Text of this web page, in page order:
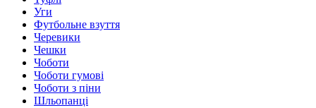
Уги
Футбольне взуття
Черевики
Чешки
Чоботи
Чоботи гумові
Чоботи з піни
Шльопанці